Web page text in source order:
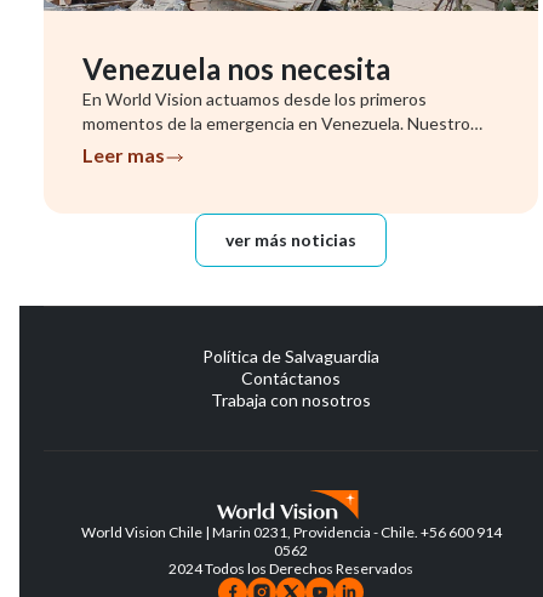
Venezuela nos necesita
En World Vision actuamos desde los primeros
momentos de la emergencia en Venezuela. Nuestro
equipo ya se encuentra evalu...
Leer mas
ver más noticias
Política de Salvaguardia
Contáctanos
Trabaja con nosotros
World Vision Chile | Marin 0231, Providencia - Chile. +56 600 914
0562
2024 Todos los Derechos Reservados